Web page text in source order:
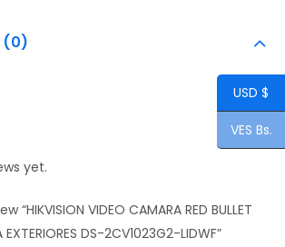
(0)
yet.
VIDEO CAMARA RED BULLET
EXTERIORES DS-2CV1023G2-LIDWF”
USD $
VES Bs.